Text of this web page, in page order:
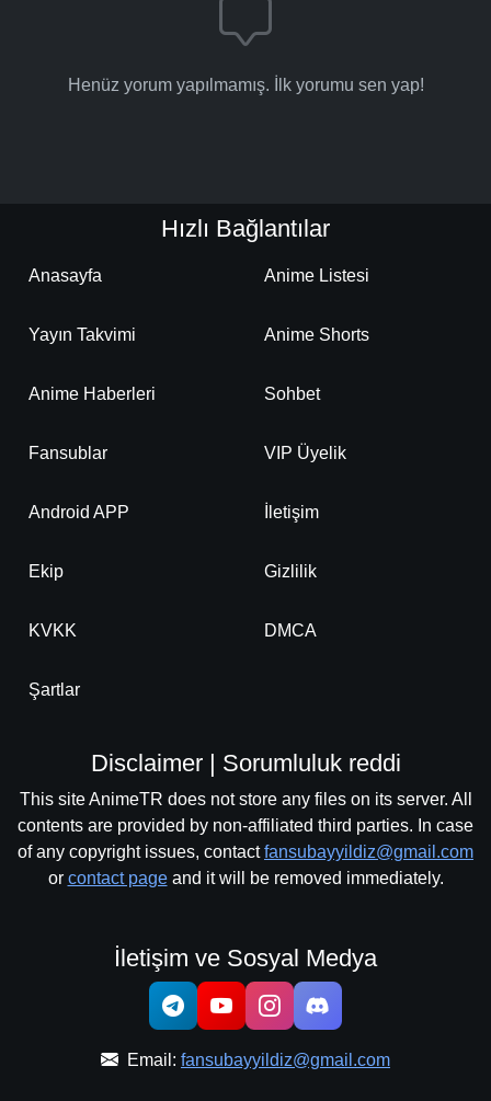
Henüz yorum yapılmamış. İlk yorumu sen yap!
Hızlı Bağlantılar
Anasayfa Anime Listesi
Yayın Takvimi Anime Shorts
Anime Haberleri Sohbet
Fansublar VIP Üyelik
Android APP İletişim
Ekip Gizlilik
KVKK DMCA
Şartlar
Disclaimer | Sorumluluk reddi
This site AnimeTR does not store any files on its server. All
contents are provided by non-affiliated third parties. In case
of any copyright issues, contactfansubayyildiz@gmail.com
or contact pageand it will be removed immediately.
İletişim ve Sosyal Medya
Email: fansubayyildiz@gmail.com